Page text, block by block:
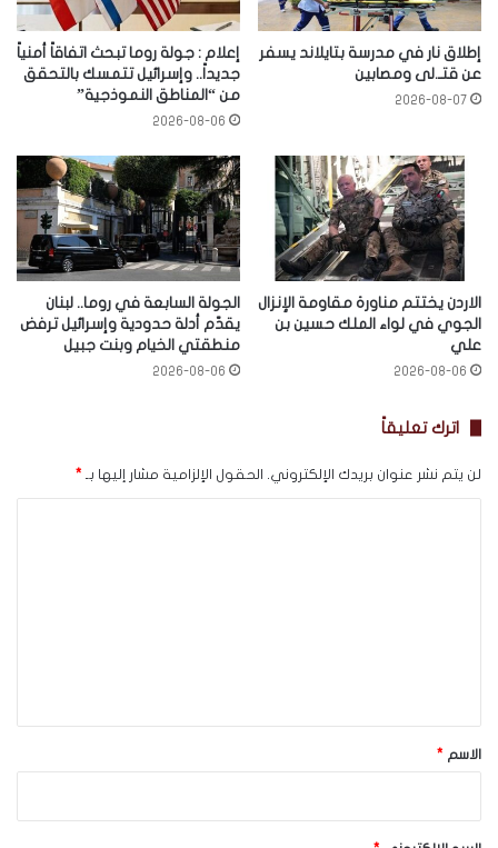
إطلاق نار في مدرسة بتايلاند يسفر
عن قتـ.لى ومصابين
2026-08-07
إعلام : جولة روما تبحث اتفاقاً أمنياً
جديداً.. وإسرائيل تتمسك بالتحقق
من “المناطق النموذجية”
2026-08-06
الاردن يختتم مناورة مقاومة الإنزال
الجوي في لواء الملك حسين بن
علي
2026-08-06
الجولة السابعة في روما.. لبنان
يقدّم أدلة حدودية وإسرائيل ترفض
منطقتي الخيام وبنت جبيل
2026-08-06
اترك تعليقاً
لن يتم نشر عنوان بريدك الإلكتروني. الحقول الإلزامية مشار إليها بـ *
*الاسم *